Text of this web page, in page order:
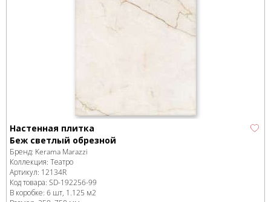
Настенная плитка
Беж светлый обрезной
Бренд: Kerama Marazzi
Коллекция: Театро
Артикул: 12134R
Код товара: SD-192256-99
В коробке: 6 шт, 1.125 м2